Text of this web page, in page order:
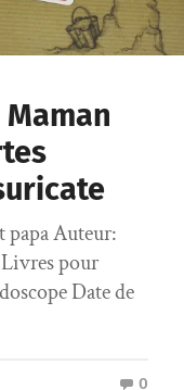
papa Auteur:
pour
Date de
0